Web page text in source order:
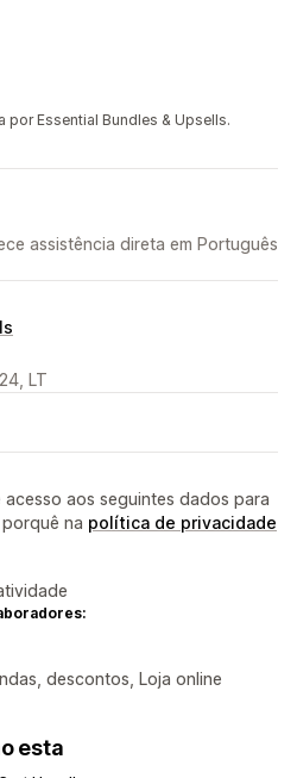
Essential Bundles & Upsells.
assistência direta em Português
LT
aos seguintes dados para
na política de privacidade
descontos, Loja online
esta